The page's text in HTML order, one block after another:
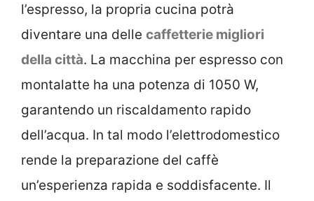
l’espresso, la propria cucina potrà
diventare una delle caffetterie migliori
della città. La macchina per espresso con
montalatte ha una potenza di 1050 W,
garantendo un riscaldamento rapido
dell’acqua. In tal modo l’elettrodomestico
rende la preparazione del caffè
un’esperienza rapida e soddisfacente. Il